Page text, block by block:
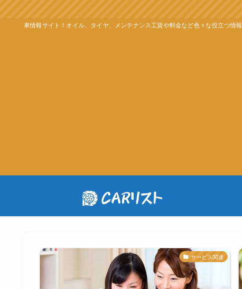
車情報サイト！オイル、タイヤ、メンテナンス工賃や料金など色々な役立つ情
サービス関連